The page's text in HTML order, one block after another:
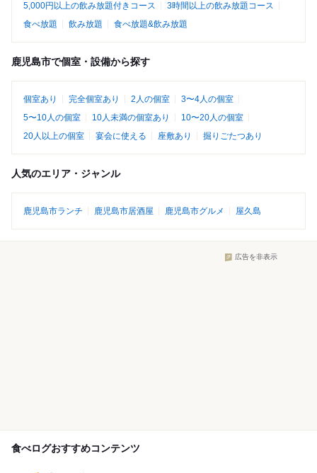
5,000円以上の飲み放題付きコース
3時間以上の飲み放題コース
食べ放題
飲み放題 食べ放題&飲み放題
鹿児島市で個室・設備から探す
個室あり 完全個室あり 2人の個室
3〜4人の個室
5〜10人の個室
10人未満の個室あり
10〜20人の個室
20人以上の個室
宴会に使える 座敷あり 掘りごたつあり
人気のエリア・ジャンル
鹿児島市ランチ 鹿児島市居酒屋 鹿児島市グルメ 屋久島
広告を非表示
食べログおすすめコンテンツ